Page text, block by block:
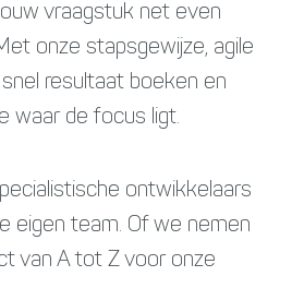
vraagstuk net even
onze stapsgewijze, agile
resultaat boeken en
waar de focus ligt.
ontwikkelaars
eigen team. Of we nemen
van A tot Z voor onze